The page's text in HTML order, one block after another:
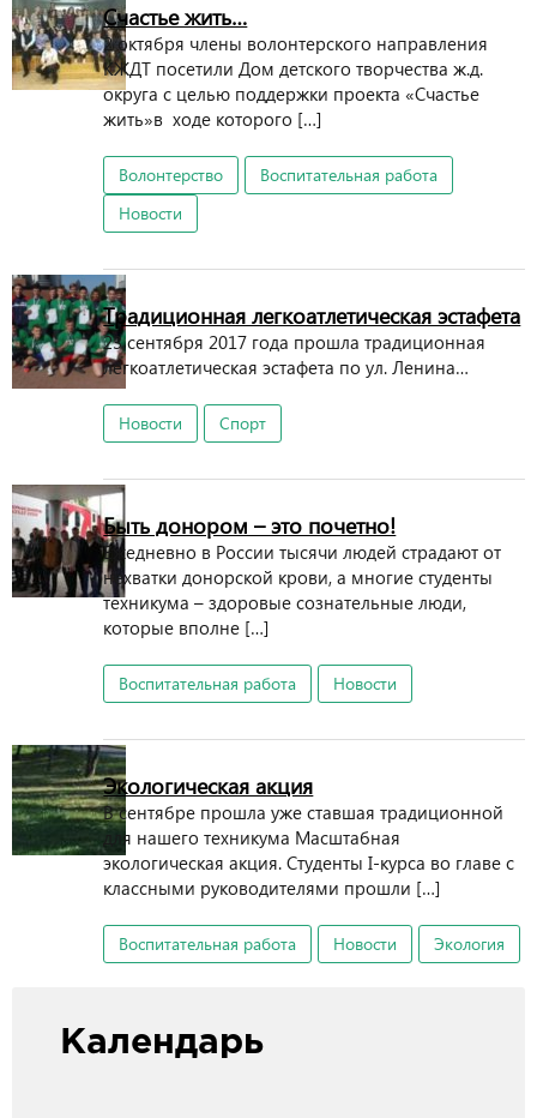
Счастье жить…
2 октября члены волонтерского направления
КЖДТ посетили Дом детского творчества ж.д.
округа с целью поддержки проекта «Счастье
жить»в ходе которого […]
Волонтерство
Воспитательная работа
Новости
Традиционная легкоатлетическая эстафета
23 сентября 2017 года прошла традиционная
легкоатлетическая эстафета по ул. Ленина…
Новости Спорт
Быть донором – это почетно!
Ежедневно в России тысячи людей страдают от
нехватки донорской крови, а многие студенты
техникума – здоровые сознательные люди,
которые вполне […]
Воспитательная работа Новости
Экологическая акция
В сентябре прошла уже ставшая традиционной
для нашего техникума Масштабная
экологическая акция. Студенты I-курса во главе с
классными руководителями прошли […]
Воспитательная работа Новости Экология
Календарь